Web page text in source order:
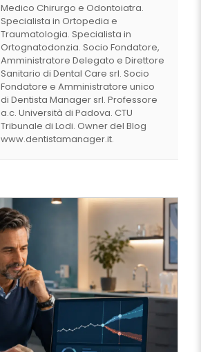
Medico Chirurgo e Odontoiatra.
Specialista in Ortopedia e
Traumatologia. Specialista in
Ortognatodonzia. Socio Fondatore,
Amministratore Delegato e Direttore
Sanitario di Dental Care srl. Socio
Fondatore e Amministratore unico
di Dentista Manager srl. Professore
a.c. Università di Padova. CTU
Tribunale di Lodi. Owner del Blog
www.dentistamanager.it.